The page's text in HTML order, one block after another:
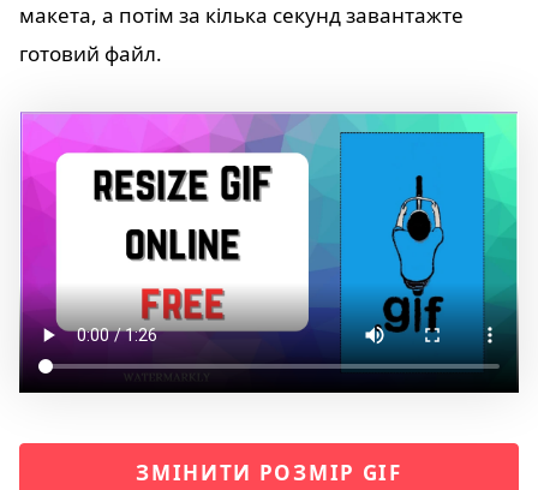
макета, а потім за кілька секунд завантажте
готовий файл.
ЗМІНИТИ РОЗМІР GIF